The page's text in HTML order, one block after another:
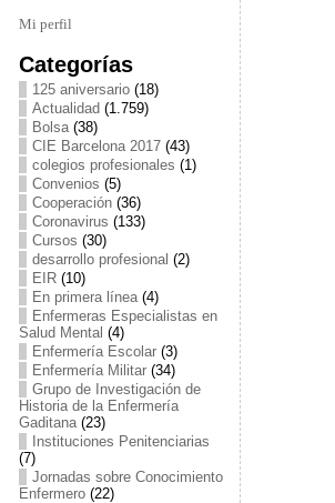
Mi perfil
Categorías
125 aniversario(18)
Actualidad (1.759)
Bolsa(38)
CIE Barcelona 2017(43)
colegios profesionales (1)
Convenios (5)
Cooperación(36)
Coronavirus (133)
Cursos (30)
desarrollo profesional (2)
EIR(10)
En primera línea(4)
Enfermeras Especialistas en
Salud Mental (4)
Enfermería Escolar(3)
Enfermería Militar(34)
Grupo de Investigación de
Historia de la Enfermería
Gaditana(23)
Instituciones Penitenciarias
(7)
Jornadas sobre Conocimiento
Enfermero(22)